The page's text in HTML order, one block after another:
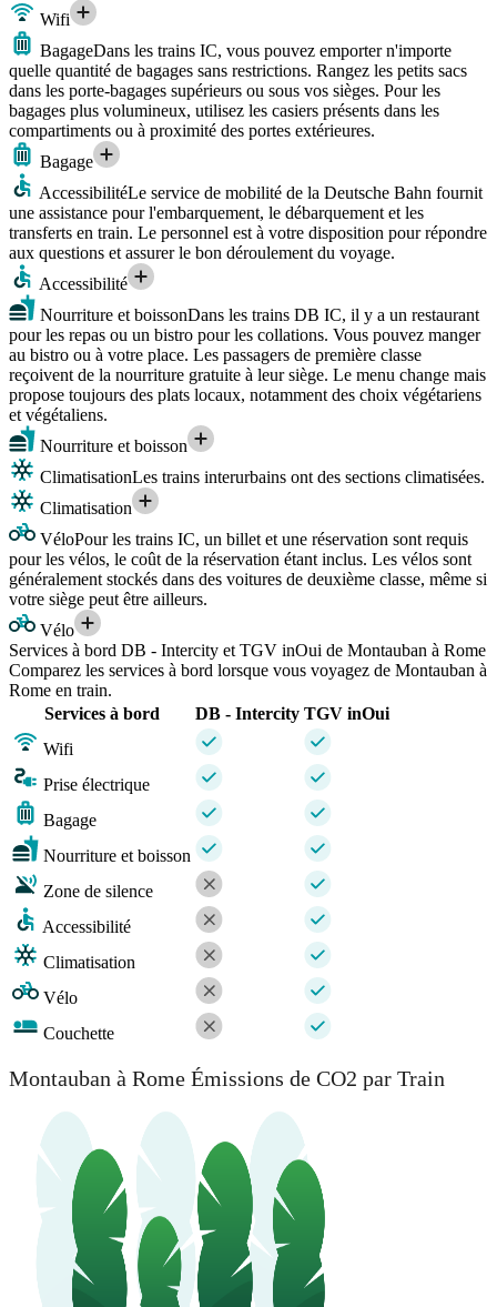
Wifi
BagageDans les trains IC, vous pouvez emporter n'importe
quelle quantité de bagages sans restrictions. Rangez les petits sacs
dans les porte-bagages supérieurs ou sous vos sièges. Pour les
bagages plus volumineux, utilisez les casiers présents dans les
compartiments ou à proximité des portes extérieures.
Bagage
AccessibilitéLe service de mobilité de la Deutsche Bahn fournit
une assistance pour l'embarquement, le débarquement et les
transferts en train. Le personnel est à votre disposition pour répondre
aux questions et assurer le bon déroulement du voyage.
Accessibilité
Nourriture et boissonDans les trains DB IC, il y a un restaurant
pour les repas ou un bistro pour les collations. Vous pouvez manger
au bistro ou à votre place. Les passagers de première classe
reçoivent de la nourriture gratuite à leur siège. Le menu change mais
propose toujours des plats locaux, notamment des choix végétariens
et végétaliens.
Nourriture et boisson
ClimatisationLes trains interurbains ont des sections climatisées.
Climatisation
VéloPour les trains IC, un billet et une réservation sont requis
pour les vélos, le coût de la réservation étant inclus. Les vélos sont
généralement stockés dans des voitures de deuxième classe, même si
votre siège peut être ailleurs.
Vélo
Services à bord DB - Intercity et TGV inOui de Montauban à Rome
Comparez les services à bord lorsque vous voyagez de Montauban à
Rome en train.
Services à bord
DB - Intercity TGV inOui
Wifi
Prise électrique
Bagage
Nourriture et boisson
Zone de silence
Accessibilité
Climatisation
Vélo
Couchette
Montauban à Rome Émissions de CO2 par Train